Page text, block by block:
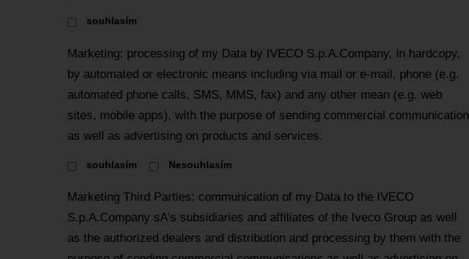
souhlasím
Marketing: processing of my Data by IVECO S.p.A.Company, in hardcopy,
by automated or electronic means including via mail or e-mail, phone (e.g.
automated phone calls, SMS, MMS, fax) and any other mean (e.g. web
sites, mobile apps), with the purpose of sending commercial communication
as well as advertising on products and services.
souhlasím Nesouhlasím
Marketing Third Parties: communication of my Data to the IVECO
S.p.A.Company sA’s subsidiaries and affiliates of the Iveco Group as well
as the authorized dealers and distribution and processing by them with the